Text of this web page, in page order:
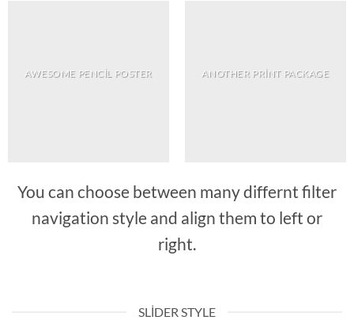
AWESOME PENCIL POSTER ANOTHER PRINT PACKAGE
You can choose between many differnt filter
navigation style and align them to left or
right.
SLIDER STYLE